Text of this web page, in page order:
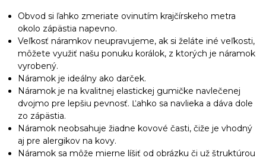
Obvod si ľahko zmeriate ovinutím krajčírskeho metra
okolo zápästia napevno.
Veľkosť náramkov neupravujeme, ak si želáte iné veľkosti,
môžete využiť našu ponuku korálok, z ktorých je náramok
vyrobený.
Náramok je ideálny ako darček.
Náramok je na kvalitnej elastickej gumičke navlečenej
dvojmo pre lepšiu pevnosť. Ľahko sa navlieka a dáva dole
zo zápästia.
Náramok neobsahuje žiadne kovové časti, čiže je vhodný
aj pre alergikov na kovy.
Náramok sa môže mierne líšiť od obrázku či už štruktúrou